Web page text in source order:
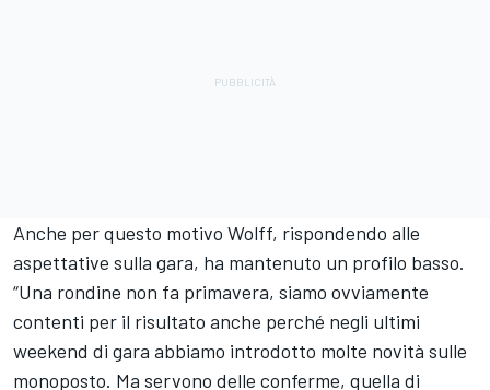
Anche per questo motivo Wolff, rispondendo alle
aspettative sulla gara, ha mantenuto un profilo basso.
“Una rondine non fa primavera, siamo ovviamente
contenti per il risultato anche perché negli ultimi
weekend di gara abbiamo introdotto molte novità sulle
monoposto. Ma servono delle conferme, quella di